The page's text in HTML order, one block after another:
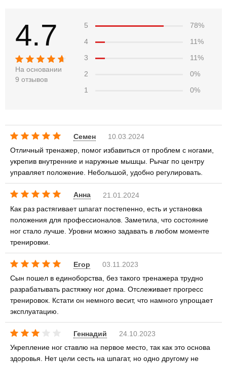
4.7
На основании
9 отзывов
5
78%
4
11%
3
11%
2
0%
1
0%
Семен
10.03.2024
Отличный тренажер, помог избавиться от проблем с ногами,
укрепив внутренние и наружные мышцы. Рычаг по центру
управляет положение. Небольшой, удобно регулировать.
Анна
21.01.2024
Как раз растягивает шпагат постепенно, есть и установка
положения для профессионалов. Заметила, что состояние
ног стало лучше. Уровни можно задавать в любом моменте
тренировки.
Егор
03.11.2023
Сын пошел в единоборства, без такого тренажера трудно
разрабатывать растяжку ног дома. Отслеживает прогресс
тренировок. Кстати он немного весит, что намного упрощает
эксплуатацию.
Геннадий
24.10.2023
Укрепление ног ставлю на первое место, так как это основа
здоровья. Нет цели сесть на шпагат, но одно другому не